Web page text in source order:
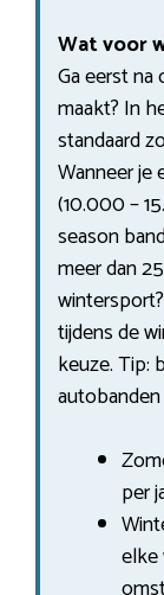
Wat voor
Ga eerst
maakt? In
standaard
Wanneer je
(10.000 –
season
meer dan
tijdens de
keuze. Tip:
per
elke